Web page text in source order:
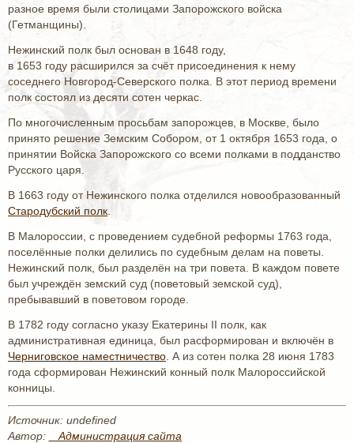
разное время были столицами Запорожского войска
(Гетманщины).
Нежинский полк был основан в 1648 году,
в 1653 году расширился за счёт присоединения к нему
соседнего Новгород-Северского полка. В этот период времени
полк состоял из десяти сотен черкас.
По многочисленным просьбам запорожцев, в Москве, было
принято решение Земским Собором, от 1 октября 1653 года, о
принятии Войска Запорожского со всеми полками в подданство
Русского царя.
В 1663 году от Нежинского полка отделился новообразованный
Стародубский полк
В Малороссии, с проведением судебной реформы 1763 года,
поселённые полки делились по судебным делам на поветы.
Нежинский полк, был разделён на три повета. В каждом повете
был учреждён земский суд (поветовый земской суд),
пребывавший в поветовом городе.
В 1782 году согласно указу Екатерины II полк, как
административная единица, был расформирован и включён в
Черниговское наместничество . А из сотен полка 28 июня 1783
года сформирован Нежинский конный полк Малороссийской
конницы.
Источник: undefined
Автор:
_ Администрация сайта